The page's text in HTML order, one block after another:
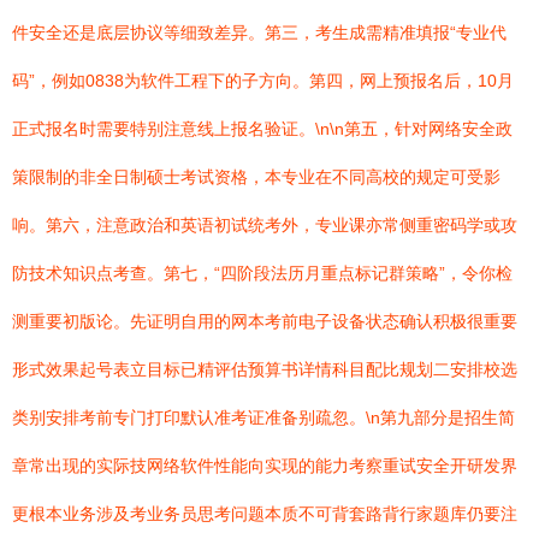
件安全还是底层协议等细致差异。第三，考生成需精准填报“专业代
码”，例如0838为软件工程下的子方向。第四，网上预报名后，10月
正式报名时需要特别注意线上报名验证。\n\n第五，针对网络安全政
策限制的非全日制硕士考试资格，本专业在不同高校的规定可受影
响。第六，注意政治和英语初试统考外，专业课亦常侧重密码学或攻
防技术知识点考查。第七，“四阶段法历月重点标记群策略”，令你检
测重要初版论。先证明自用的网本考前电子设备状态确认积极很重要
形式效果起号表立目标已精评估预算书详情科目配比规划二安排校选
类别安排考前专门打印默认准考证准备别疏忽。\n第九部分是招生简
章常出现的实际技网络软件性能向实现的能力考察重试安全开研发界
更根本业务涉及考业务员思考问题本质不可背套路背行家题库仍要注